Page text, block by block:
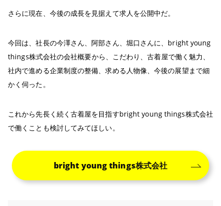
さらに現在、今後の成長を見据えて求人を公開中だ。
今回は、社長の今澤さん、阿部さん、堀口さんに、bright young
things株式会社の会社概要から、こだわり、古着屋で働く魅力、
社内で進める企業制度の整備、求める人物像、今後の展望まで細
かく伺った。
これから先長く続く古着屋を目指すbright young things株式会社
で働くことも検討してみてほしい。
bright young things株式会社